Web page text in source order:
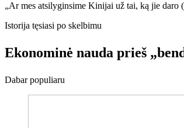
„Ar mes atsilyginsime Kinijai už tai, ką jie daro
Istorija tęsiasi po skelbimu
Ekonominė nauda prieš
Dabar populiaru